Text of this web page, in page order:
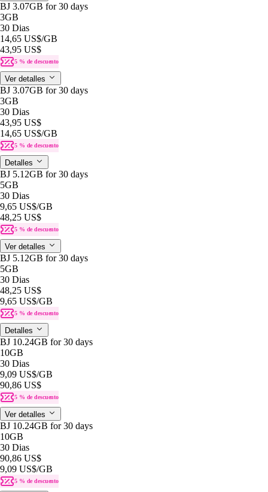
BJ 3.07GB for 30 days
3GB
30 Dias
14,65 US$/GB
43,95 US$
5 % de descuento
Ver detalles
BJ 3.07GB for 30 days
3GB
30 Dias
43,95 US$
14,65 US$/GB
5 % de descuento
Detalles
BJ 5.12GB for 30 days
5GB
30 Dias
9,65 US$/GB
48,25 US$
5 % de descuento
Ver detalles
BJ 5.12GB for 30 days
5GB
30 Dias
48,25 US$
9,65 US$/GB
5 % de descuento
Detalles
BJ 10.24GB for 30 days
10GB
30 Dias
9,09 US$/GB
90,86 US$
5 % de descuento
Ver detalles
BJ 10.24GB for 30 days
10GB
30 Dias
90,86 US$
9,09 US$/GB
5 % de descuento